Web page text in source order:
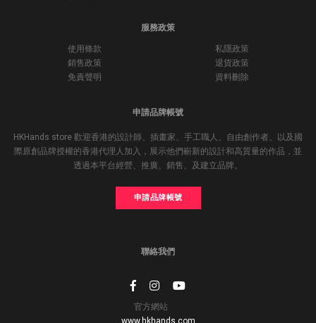
服務政策
使用條款
私隱政策
銷售政策
退貨政策
免責聲明
資料刪除
申請品牌帳號
HKHands store 歡迎香港的設計師、插畫家、手工職人、自由創作者、以及國
際原創品牌授權的香港代理人加入，展示他們嶄新的設計和高質量的作品，並
透過本平台經營、推廣、銷售、及建立品牌。
申請品牌帳號
聯絡我們
官方網站
www.hkhands.com